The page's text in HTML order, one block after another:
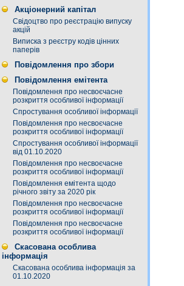
Акціонерний капітал
Свідоцтво про реєстрацію випуску
акцій
Виписка з реєстру кодів цінних
паперів
Повідомлення про збори
Повідомлення емітента
Повідомлення про несвоєчасне
розкриття особливої інформації
Спростування особливої інформації
Повідомлення про несвоєчасне
розкриття особливої інформації
Спростування особливої інформації
від 01.10.2020
Повідомлення про несвоєчасне
розкриття особливої інформації
Повідомлення емітента щодо
річного звіту за 2020 рік
Повідомлення про несвоєчасне
розкриття особливої інформації
Повідомлення про несвоєчасне
розкриття особливої інформації
Скасована особлива
інформація
Скасована особлива інформація за
01.10.2020